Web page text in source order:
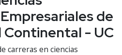
de
Continental - UC
carreras en ciencias